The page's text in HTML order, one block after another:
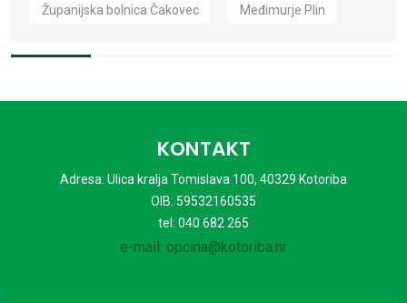
Županijska bolnica Čakovec Međimurje Plin
KONTAKT
Adresa: Ulica kralja Tomislava 100, 40329 Kotoriba
OIB: 59532160535
tel: 040 682 265
e-mail: opcina@kotoriba.hr